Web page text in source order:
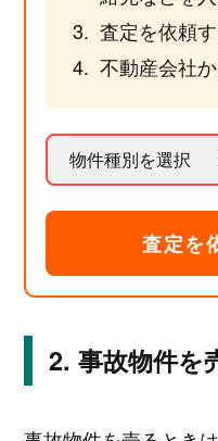
査定を依頼
不動産会社
査定を
事故物件を